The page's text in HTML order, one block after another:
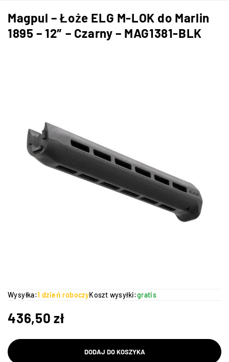
Magpul – Łoże ELG M-LOK do Marlin
1895 – 12″ – Czarny – MAG1381-BLK
Wysyłka:1 dzień roboczyKoszt wysyłki:gratis
436,50zł
DODAJ DO KOSZYKA